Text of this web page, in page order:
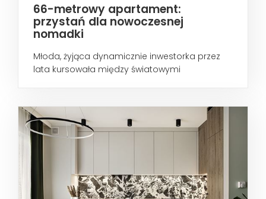
66-metrowy apartament:
przystań dla nowoczesnej
nomadki
Młoda, żyjąca dynamicznie inwestorka przez
lata kursowała między światowymi